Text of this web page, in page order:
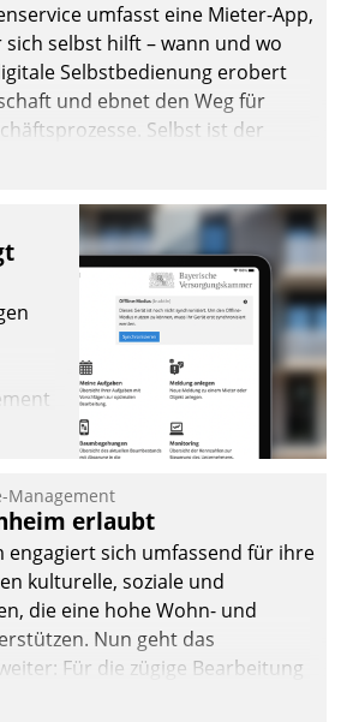
umfasst eine Mieter-App,
selbst hilft – wann und wo
Selbstbedienung erobert
und ebnet den Weg für
Selbst ist der
Serviceanbieter.
für
Management
erlaubt
engagiert sich umfassend für ihre
kulturelle, soziale und
die eine hohe Wohn- und
Nun geht das
Für die zügige Bearbeitung
Lob – richtet das